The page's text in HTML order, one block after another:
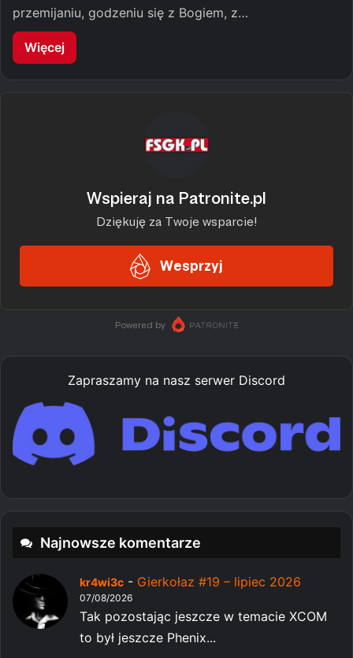
przemijaniu, godzeniu się z Bogiem, z…
Więcej
Zapraszamy na nasz serwer Discord
Najnowsze komentarze
kr4wi3c - Gierkołaz #19 – lipiec 2026
07/08/2026
Tak pozostając jeszcze w temacie XCOM
to był jeszcze Phenix...